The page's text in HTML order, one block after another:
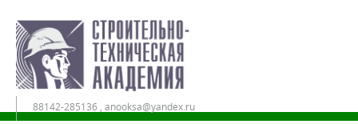
88142-285136 , anooksa@yandex.ru